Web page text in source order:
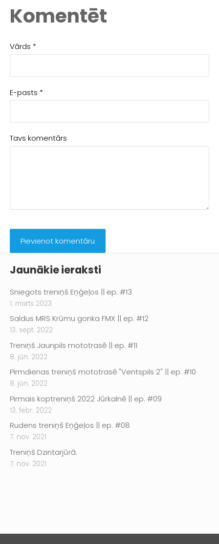
Jaunākie ieraksti
Sniegots treniņš Eņģeļos || ep. #13
1. marts 2023
Saldus MRS Krūmu gonka FMX || ep. #12
13. sept. 2022
Treniņš Jaunpils mototrasē || ep. #11
8. jūn. 2022
Pirmdienas treniņš mototrasē "Ventspils 2" || ep. #10
8. jūn. 2022
Pirmais koptreniņš 2022 Jūrkalnē || ep. #09
13. febr. 2022
Rudens treniņš Eņģeļos || ep. #08
7. nov. 2021
Treniņš Dzintarjūrā.
7. nov. 2021
Komentēt
Vārds *
E-pasts *
Tavs komentārs